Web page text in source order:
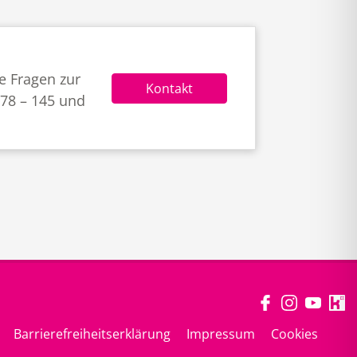
Fragen zur
– 145 und
Kontakt
Barrierefreiheitserklärung Impressum Cookies